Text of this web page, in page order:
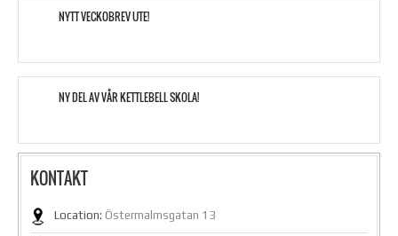
NYTT VECKOBREV UTE!
NY DEL AV VÅR KETTLEBELL SKOLA!
KONTAKT
Location: Östermalmsgatan 13